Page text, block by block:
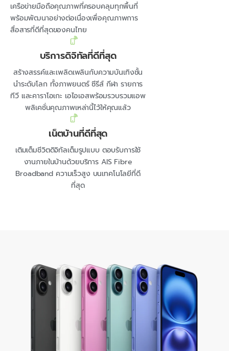
เครือข่ายมือถือคุณภาพที่ครอบคลุมทุกพื้นที่
พร้อมพัฒนาอย่างต่อเนื่องเพื่อคุณภาพการ
สื่อสารที่ดีที่สุดของคนไทย
บริการดิจิทัลที่ดีที่สุด
สร้างสรรค์และเพลิดเพลินกับความบันเทิงชั้น
นำระดับโลก ทั้งภาพยนตร์ ซีรีส์ กีฬา รายการ
ทีวี และคาราโอเกะ เอไอเอสพร้อมรวบรวมแอพ
พลิเคชั่นคุณภาพเหล่านี้ไว้ให้คุณแล้ว
เน็ตบ้านที่ดีที่สุด
เติมเต็มชีวิตดิจิทัลเต็มรูปแบบ ตอบรับการใช้
งานภายในบ้านด้วยบริการ AIS Fibre
Broadband ความเร็วสูง บนเทคโนโลยีที่ดี
ที่สุด